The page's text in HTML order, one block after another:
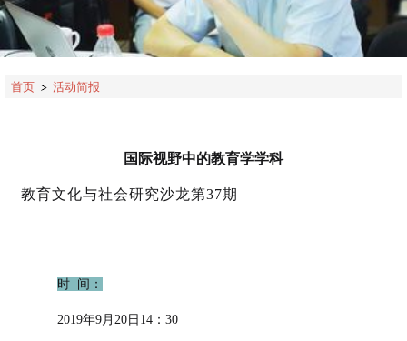
首页 活动简报
国际视野中的教育学学科
教育文化与社会研究沙龙第37期
时 间：
2019年9月20日14：30